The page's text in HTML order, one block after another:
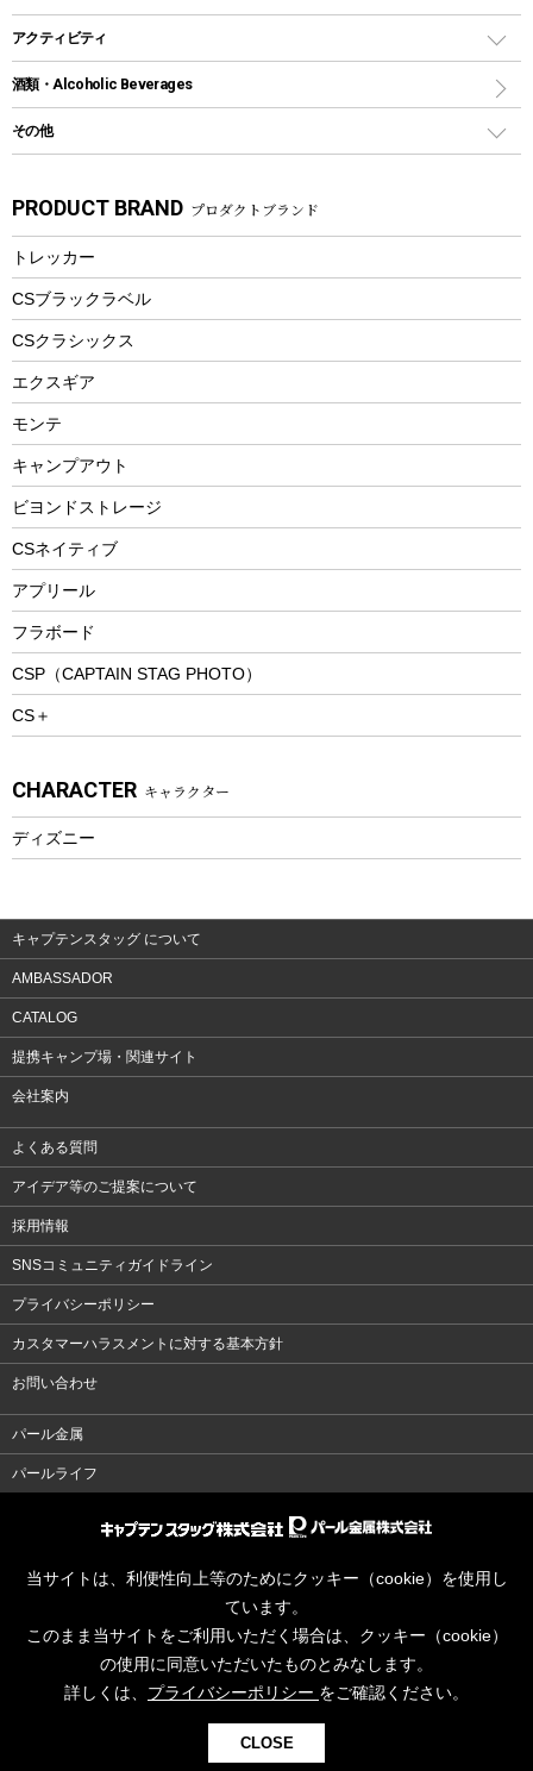
グランドシート
ガイドロープ
ツール
火起こし
バーベキューツール
ナイフ
カトラリー
マグカップ、カップ
ステンレスボトル
フードボトル
トレー
ランチョンマット
ランチボックス
リュック、バックパック
トートバッグ、サコッシュ
ショッピングキャリー
その他アウトドア雑貨
スプレー関係
ツール、他
カヤック
パドル
ヘルメット
エアーポンプ
アクセサリー
折りたたみ自転車
スポーツサイクル
シティサイクル
自転車ウェア
アクティビティ
マリン
ラッシュガード
パラソル
フローティングベスト
ヘルメット
エアーポンプ
ビーチテント
ウィンター
スノーシュー
防寒ウェア
トレッキング
トレッキングアクセサリー
プレイグッズ
ウェルネス
ウェア、タオル
ウェア
酒類・Alcoholic Beverages
その他
湯たんぽ
防災用品
PRODUCT BRAND プロダクトブランド
トレッカー
CSブラックラベル
CSクラシックス
エクスギア
モンテ
キャンプアウト
ビヨンドストレージ
CSネイティブ
アプリール
フラボード
CSP（CAPTAIN STAG PHOTO）
CS＋
CHARACTER キャラクター
ディズニー
キャプテンスタッグ について
AMBASSADOR
CATALOG
提携キャンプ場・関連サイト
会社案内
よくある質問
アイデア等のご提案について
採用情報
SNSコミュニティガイドライン
プライバシーポリシー
カスタマーハラスメントに対する基本方針
お問い合わせ
パール金属
パールライフ
当サイトは、利便性向上等のためにクッキー（cookie）を使用し
ています。
このまま当サイトをご利用いただく場合は、クッキー（cookie）
の使用に同意いただいたものとみなします。
詳しくは、 プライバシーポリシー をご確認ください。
CLOSE